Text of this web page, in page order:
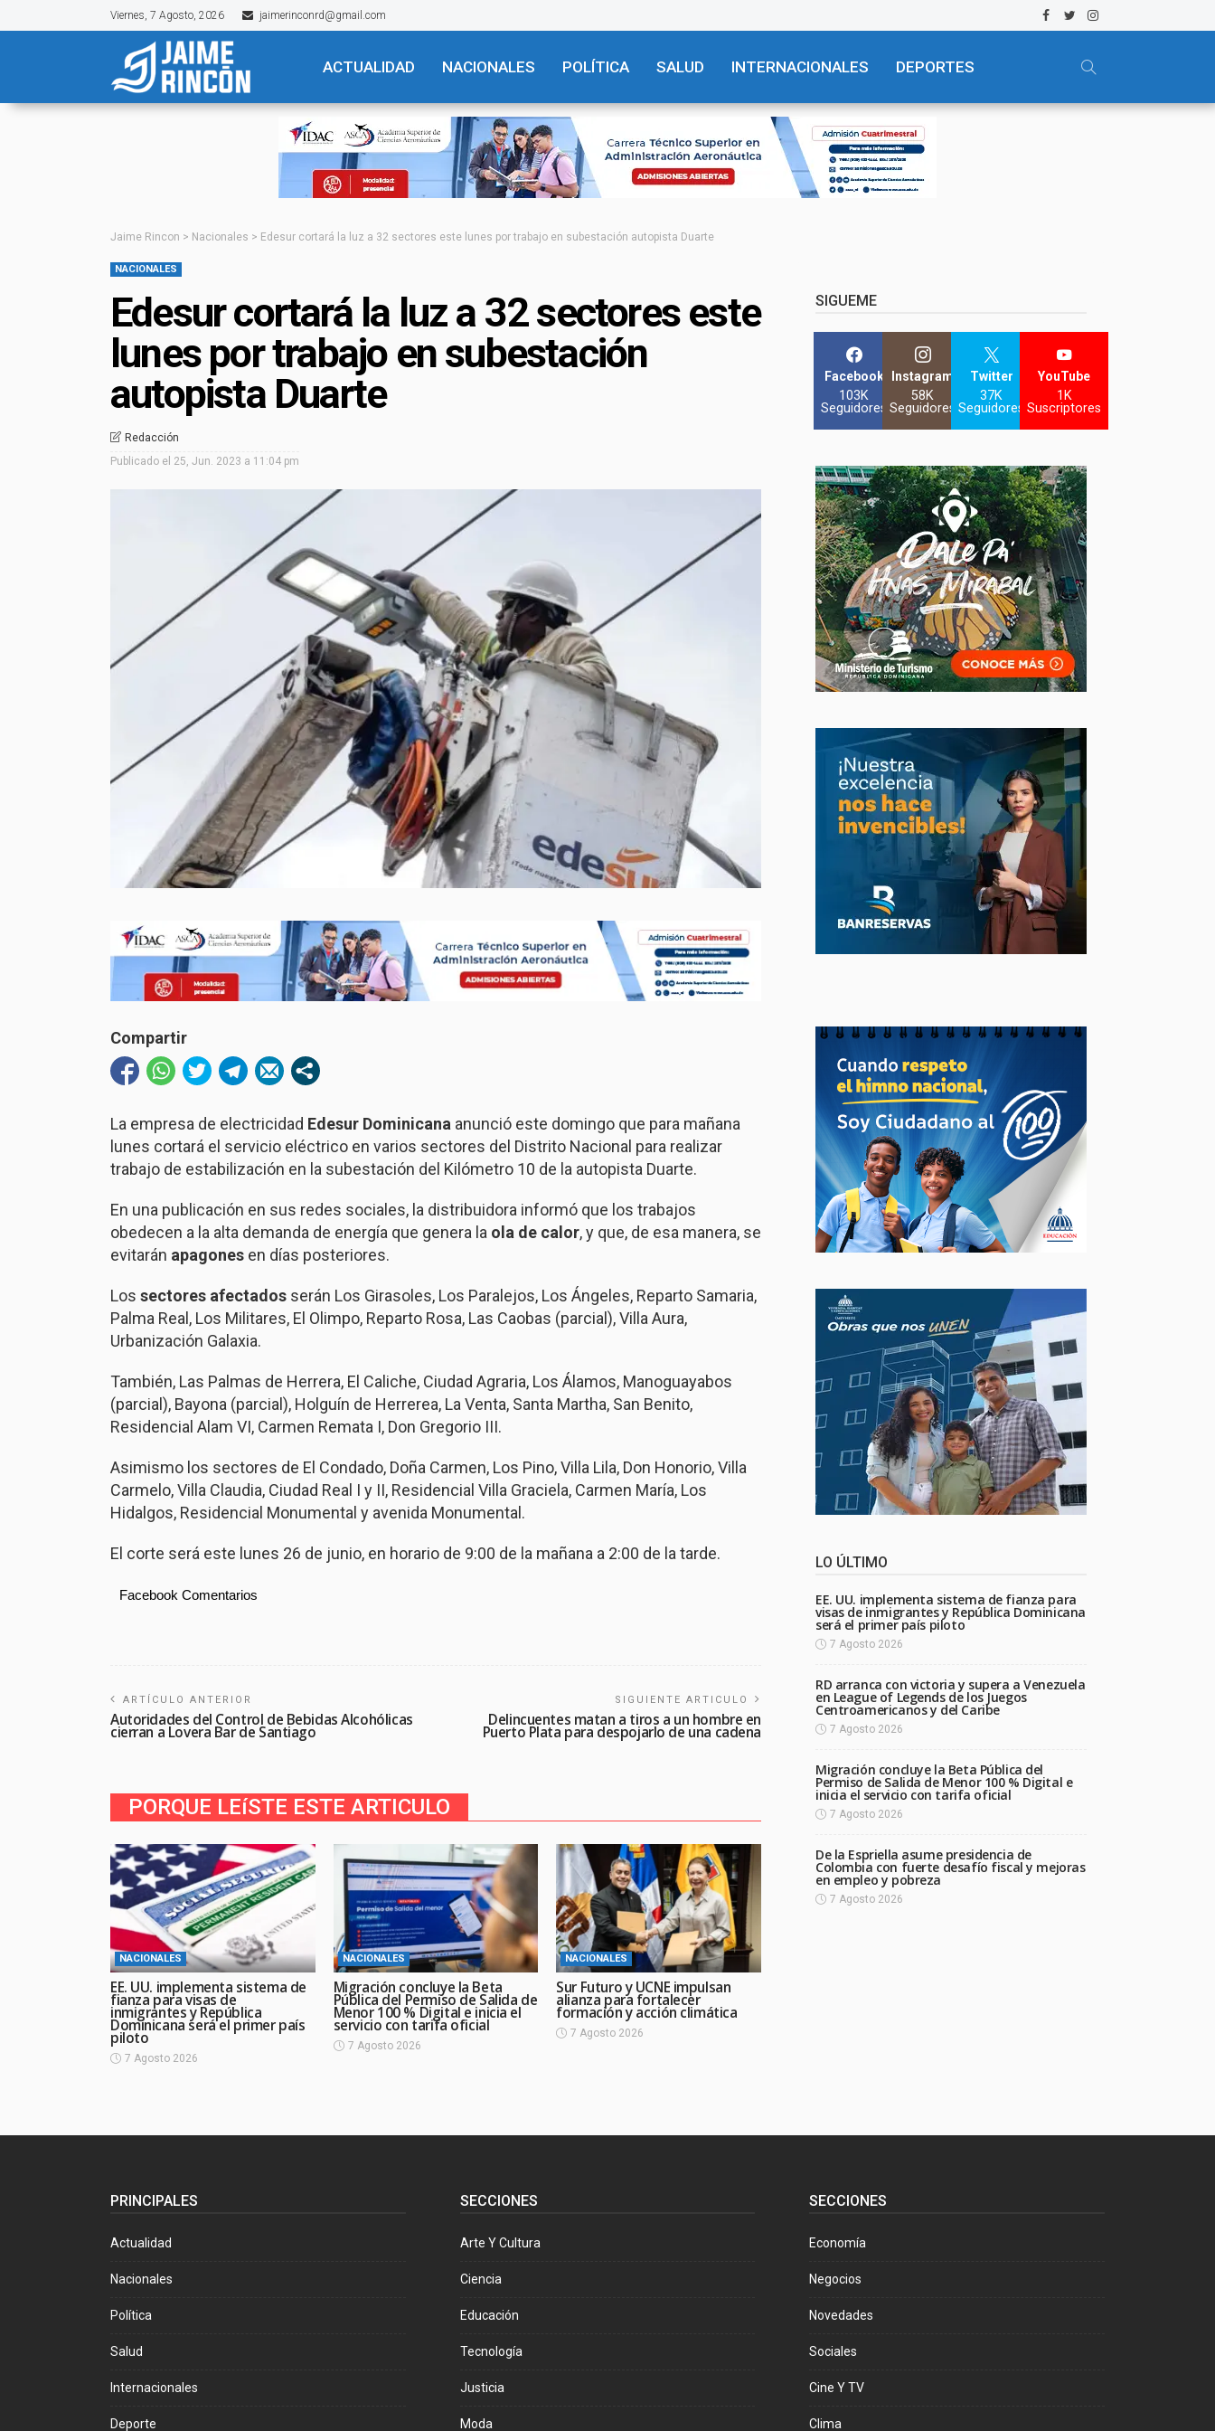
Viernes, 7 Agosto, 2026 jaimerinconrd@gmail.com
ACTUALIDAD NACIONALES POLÍTICA SALUD INTERNACIONALES DEPORTES
Jaime Rincon > Nacionales > Edesur cortará la luz a 32 sectores este lunes por trabajo en subestación autopista Duarte
NACIONALES
Edesur cortará la luz a 32 sectores este
lunes por trabajo en subestación
autopista Duarte
Redacción
Publicado el 25, Jun. 2023 a 11:04 pm
Compartir
La empresa de electricidad Edesur Dominicana anunció este domingo que para mañana
lunes cortará el servicio eléctrico en varios sectores del Distrito Nacional para realizar
trabajo de estabilización en la subestación del Kilómetro 10 de la autopista Duarte.
En una publicación en sus redes sociales, la distribuidora informó que los trabajos
obedecen a la alta demanda de energía que genera la ola de calor, y que, de esa manera, se
evitarán apagones en días posteriores.
Los sectores afectados serán Los Girasoles, Los Paralejos, Los Ángeles, Reparto Samaria,
Palma Real, Los Militares, El Olimpo, Reparto Rosa, Las Caobas (parcial), Villa Aura,
Urbanización Galaxia.
También, Las Palmas de Herrera, El Caliche, Ciudad Agraria, Los Álamos, Manoguayabos
(parcial), Bayona (parcial), Holguín de Herrerea, La Venta, Santa Martha, San Benito,
Residencial Alam VI, Carmen Remata I, Don Gregorio III.
Asimismo los sectores de El Condado, Doña Carmen, Los Pino, Villa Lila, Don Honorio, Villa
Carmelo, Villa Claudia, Ciudad Real I y II, Residencial Villa Graciela, Carmen María, Los
Hidalgos, Residencial Monumental y avenida Monumental.
El corte será este lunes 26 de junio, en horario de 9:00 de la mañana a 2:00 de la tarde.
Facebook Comentarios
ARTÍCULO ANTERIOR
Autoridades del Control de Bebidas Alcohólicas
cierran a Lovera Bar de Santiago
SIGUIENTE ARTICULO
Delincuentes matan a tiros a un hombre en
Puerto Plata para despojarlo de una cadena
PORQUE LEíSTE ESTE ARTICULO
NACIONALES
EE. UU. implementa sistema de
fianza para visas de
inmigrantes y República
Dominicana será el primer país
piloto
7 Agosto 2026
NACIONALES
Migración concluye la Beta
Pública del Permiso de Salida de
Menor 100 % Digital e inicia el
servicio con tarifa oficial
7 Agosto 2026
NACIONALES
Sur Futuro y UCNE impulsan
alianza para fortalecer
formación y acción climática
7 Agosto 2026
SIGUEME
Facebook
103K
Seguidores
Instagram
58K
Seguidores
Twitter
37K
Seguidores
YouTube
1K
Suscriptores
LO ÚLTIMO
EE. UU. implementa sistema de fianza para
visas de inmigrantes y República Dominicana
será el primer país piloto
7 Agosto 2026
RD arranca con victoria y supera a Venezuela
en League of Legends de los Juegos
Centroamericanos y del Caribe
7 Agosto 2026
Migración concluye la Beta Pública del
Permiso de Salida de Menor 100 % Digital e
inicia el servicio con tarifa oficial
7 Agosto 2026
De la Espriella asume presidencia de
Colombia con fuerte desafío fiscal y mejoras
en empleo y pobreza
7 Agosto 2026
PRINCIPALES
Actualidad
Nacionales
Política
Salud
Internacionales
Deporte
SECCIONES
Arte Y Cultura
Ciencia
Educación
Tecnología
Justicia
Moda
SECCIONES
Economía
Negocios
Novedades
Sociales
Cine Y TV
Clima